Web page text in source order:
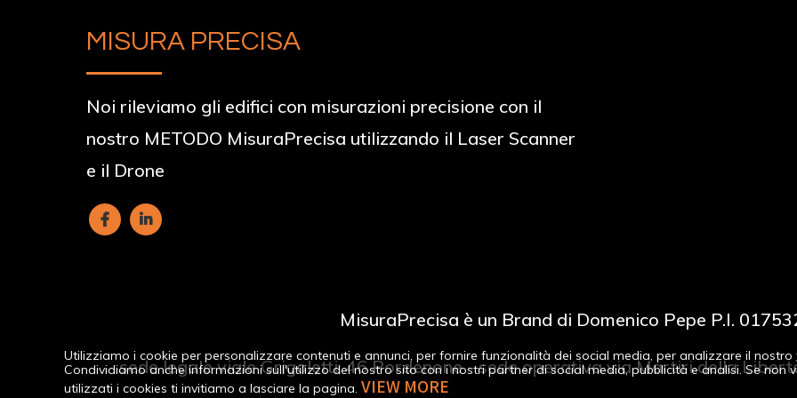
MISURA PRECISA
Noi rileviamo gli edifici con misurazioni precisione con il
nostro METODO MisuraPrecisa utilizzando il Laser Scanner
e il Drone
MisuraPrecisa è un Brand di Domenico Pepe P.I.
sede legale viale Grigoletti, 46 Pordenone - sede operativa via Martiri della
Utilizziamo i cookie per personalizzare contenuti e annunci, per fornire funzionalità dei social media, per analizzare il nostro
Condividiamo anche informazioni sull'utilizzo del nostro sito con i nostri partner di social media, pubblicità e analisi. Se non
utilizzati i cookies ti invitiamo a lasciare la pagina. VIEW MORE